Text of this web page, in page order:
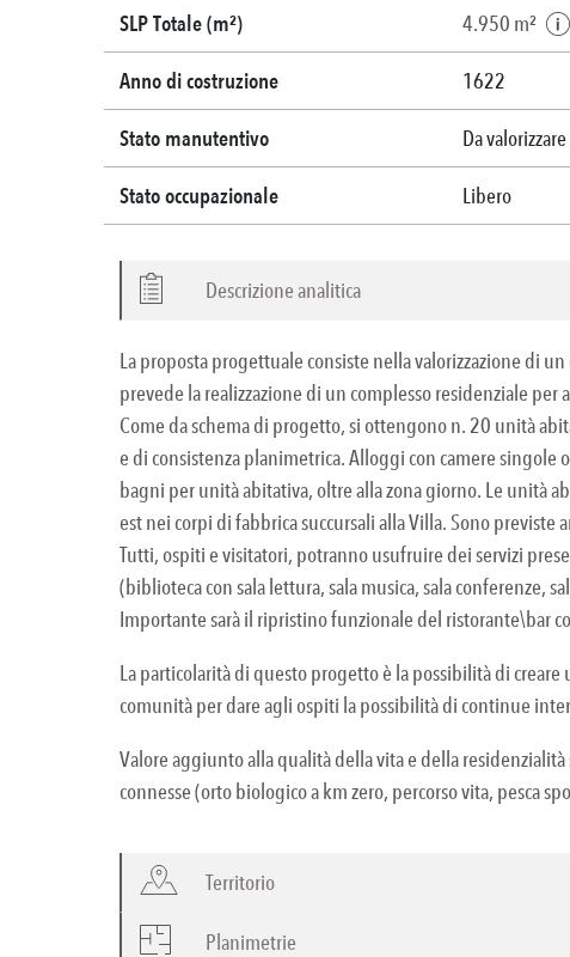
SLP Totale (m²) 4.950 m²
Anno di costruzione 1622
Stato manutentivo Da valorizzare
Stato occupazionale Libero
Descrizione analitica
La proposta progettuale consiste nella valorizzazione di
prevede la realizzazione di un complesso residenziale
Come da schema di progetto, si ottengono n. 20 unità
e di consistenza planimetrica. Alloggi con camere
bagni per unità abitativa, oltre alla zona giorno. Le unità
est nei corpi di fabbrica succursali alla Villa. Sono previste
Tutti, ospiti e visitatori, potranno usufruire dei servizi
(biblioteca con sala lettura, sala musica, sala conferenze,
Importante sarà il ripristino funzionale del ristorante\bar
La particolarità di questo progetto è la possibilità di
comunità per dare agli ospiti la possibilità di continue
Valore aggiunto alla qualità della vita e della residenzialità
connesse (orto biologico a km zero, percorso vita, pesca
Territorio
Planimetrie